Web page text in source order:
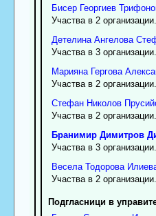
Бисер Георгиев
Участва в 2 организации.
Детелина Ангелова
Участва в 3 организации.
Марияна Гергова
Участва в 2 организации.
Стефан Николов
Участва в 2 организации.
Бранимир Димитров
Участва в 3 организации.
Весела Тодорова
Участва в 2 организации.
Подгласници в